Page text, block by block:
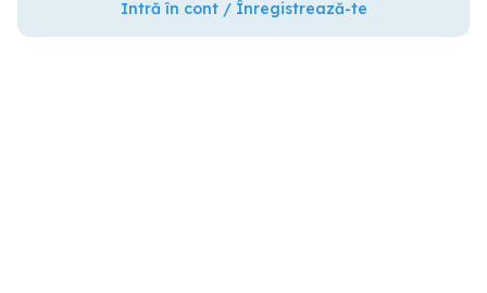
Intră în cont / Înregistrează-te